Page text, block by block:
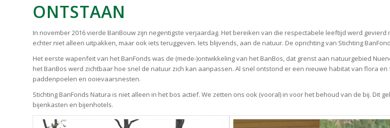
ONTSTAAN
In november 2016 vierde BanBouw zijn negentigste verjaardag. Het bereiken van die respectabele leeftijd werd
echter niet alleen uitpakken, maar ook iets teruggeven. Iets blijvends, aan de natuur. De oprichting van Stichting
Het eerste wapenfeit van het BanFonds was de (mede-)ontwikkeling van het BanBos, dat grenst aan natuurgebied
het BanBos werd zichtbaar hoe snel de natuur zich kan aanpassen. Al snel ontstond er een nieuwe habitat van flora
paddenpoelen en ooievaarsnesten.
Stichting BanFonds Natura is niet alleen in het bos actief. We zetten ons ook (vooral) in voor het behoud van de bij. Dit
bijenkasten en bijenhotels.